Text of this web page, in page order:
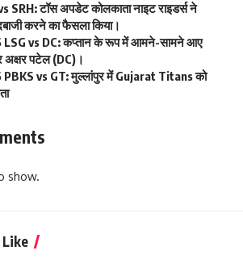
SRH: टॉस अपडेट कोलकाता नाइट राइडर्स ने
करने का फैसला किया।
LSG vs DC: कप्तान के रूप में आमने-सामने आए
पटेल (DC)।
vs GT: मुल्लांपुर में Gujarat Titans को
show.